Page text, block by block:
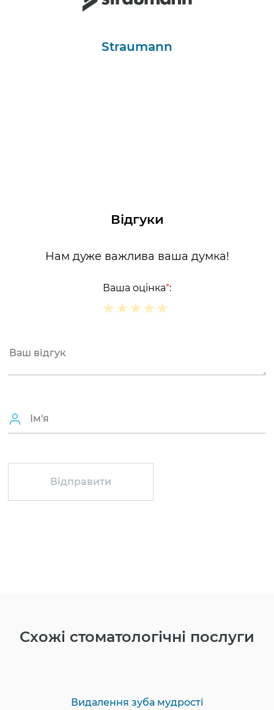
Straumann
Відгуки
Нам дуже важлива ваша думка!
Ваша оцінка*:
★
★★
★★★
★★★★
★★★★★
Схожі стоматологічні послуги
Видалення зуба мудрості